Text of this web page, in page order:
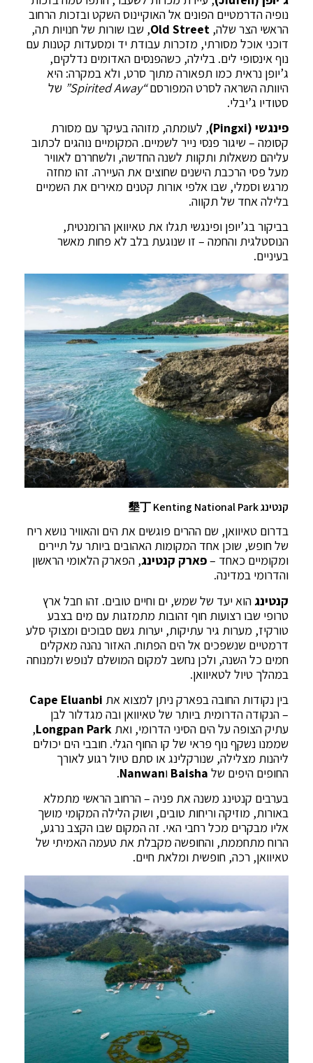
נופיה הדרמטיים הפונים אל האוקיינוס השקט ובזכות הרחוב
הראשי הצר שלה, Old Street, שבו שורות של חנויות תה,
דוכני אוכל מסורתי, מזכרות עבודת יד ומסעדות קטנות עם
נוף אינסופי לים. בלילה, כשהפנסים האדומים נדלקים,
ג’יופן נראית כמו תפאורה מתוך סרט, ולא במקרה: היא
היוותה השראה לסרט המפורסם“Spirited Away”
של
סטודיו ג’יבלי.
פינגשי (Pingxi)
, לעומתה, מזוהה בעיקר עם מסורת
קסומה – שיגור פנסי נייר לשמיים. המקומיים נוהגים לכתוב
עליהם משאלות ותקוות לשנה החדשה, ולשחררם לאוויר
מעל פסי הרכבת הישנים שחוצים את העיירה. זהו מחזה
מרגש וסמלי, שבו אלפי אורות קטנים מאירים את השמיים
בלילה אחד של תקווה.
בביקור בג’יופן ופינגשי תגלו את טאיוואן הרומנטית,
הנוסטלגית והחמה – זו שנוגעת בלב לא פחות מאשר
בעיניים.
קנטינג 墾丁 Kenting National Park
בדרום טאיוואן, שם ההרים פוגשים את הים והאוויר נושא ריח
של חופש, שוכן אחד המקומות האהובים ביותר על תיירים
ומקומיים כאחד –פארק קנטינג, הפארק הלאומי הראשון
והדרומי במדינה.
קנטינגהוא יעד של שמש, ים וחיים טובים. זהו חבל ארץ
טרופי שבו רצועות חוף זהובות מתמזגות עם מים בצבע
טורקיז, מערות גיר עתיקות, יערות גשם סבוכים ומצוקי סלע
דרמטיים שנשפכים אל הים הפתוח. האזור נהנה מאקלים
חמים כל השנה, ולכן נחשב למקום המושלם לנופש ולמנוחה
במהלך טיול לטאיוואן.
בין נקודות החובה בפארק ניתן למצוא את Cape Eluanbi
– הנקודה הדרומית ביותר של טאיוואן ובה מגדלור לבן
עתיק הצופה על הים הסיני הדרומי, ואתLongpan Park
,
שממנו נשקף נוף פראי של קו החוף הגלי. חובבי הים יכולים
ליהנות מצלילה, שנורקלינג או סתם טיול רגוע לאורך
החופים היפים של Baisha וNanwan
.
בערבים קנטינג משנה את פניה – הרחוב הראשי מתמלא
באורות, מוזיקה וריחות טובים, ושוק הלילה המקומי מושך
אליו מבקרים מכל רחבי האי. זה המקום שבו הקצב נרגע,
הרוח מתחממת, והחופשה מקבלת את טעמה האמיתי של
טאיוואן, רכה, חופשית ומלאת חיים.